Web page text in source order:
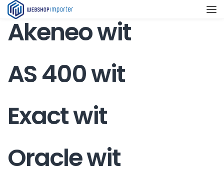
Akeneo wit
AS 400 wit
Exact wit
Oracle wit